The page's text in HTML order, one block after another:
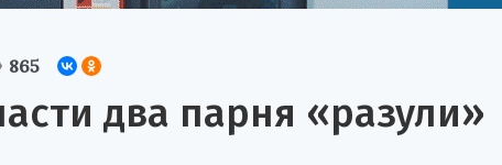
865
два парня «разули»